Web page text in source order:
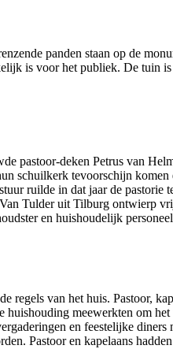
panden staan op de
is voor het publiek. De tuin
pastoor-deken Petrus van
schuilkerk tevoorschijn
ruilde in dat jaar de pastorie
Tulder uit Tilburg ontwierp
en huishoudelijk
van het huis. Pastoor,
huishouding meewerkten om
en feestelijke diners
Pastoor en kapelaans